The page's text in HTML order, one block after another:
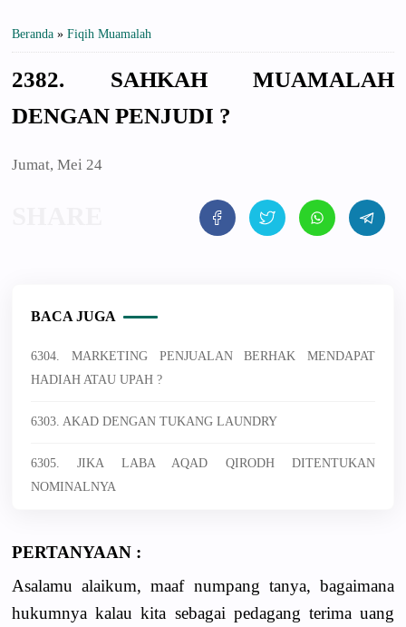
Beranda » Fiqih Muamalah
2382. SAHKAH MUAMALAH
DENGAN PENJUDI ?
Jumat, Mei 24
BACA JUGA
6304. MARKETING PENJUALAN BERHAK MENDAPAT
HADIAH ATAU UPAH ?
6303. AKAD DENGAN TUKANG LAUNDRY
6305. JIKA LABA AQAD QIRODH DITENTUKAN
NOMINALNYA
PERTANYAAN :
Asalamu alaikum, maaf numpang tanya, bagaimana
hukumnya kalau kita sebagai pedagang terima uang